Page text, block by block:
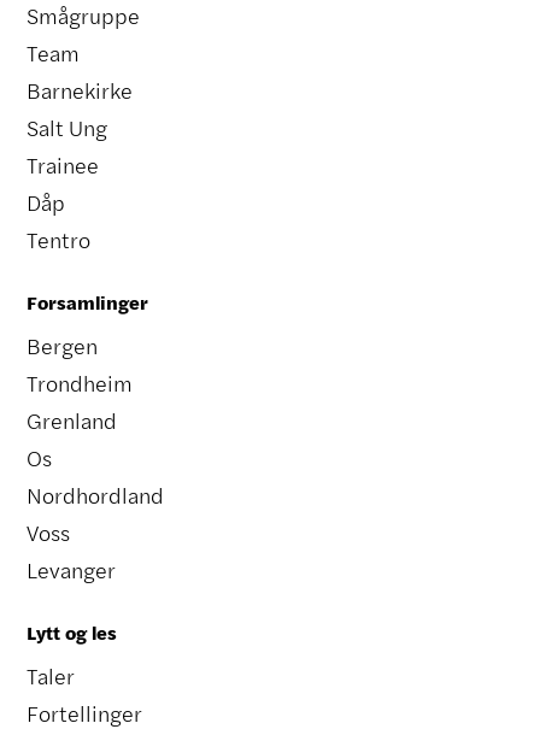
Smågruppe
Team
Barnekirke
Salt Ung
Trainee
Dåp
Tentro
Forsamlinger
Bergen
Trondheim
Grenland
Os
Nordhordland
Voss
Levanger
Lytt og les
Taler
Fortellinger